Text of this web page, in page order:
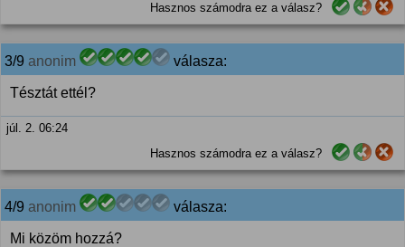
Hasznos számodra ez a válasz?
3/9 anonim válasza:
Tésztát ettél?
júl. 2. 06:24
Hasznos számodra ez a válasz?
4/9 anonim válasza:
Mi közöm hozzá?